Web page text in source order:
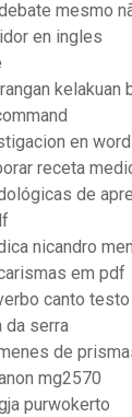
mesmo
en ingles
kelakuan
en word
receta
de
nicandro
em pdf
canto testo
da serra
de
mg2570
purwokerto